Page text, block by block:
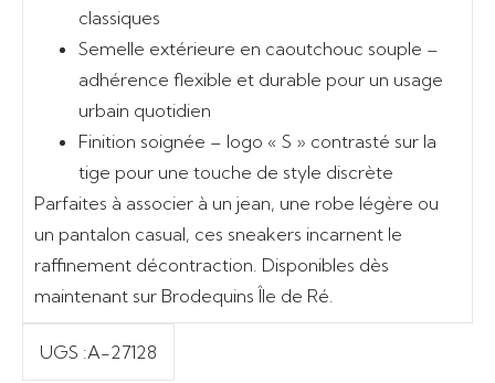
classiques
Semelle extérieure en caoutchouc souple –
adhérence flexible et durable pour un usage
urbain quotidien
Finition soignée – logo « S » contrasté sur la
tige pour une touche de style discrète
Parfaites à associer à un jean, une robe légère ou
un pantalon casual, ces sneakers incarnent le
raffinement décontraction. Disponibles dès
maintenant sur Brodequins Île de Ré.
UGS :A-27128
Ajouter au panier